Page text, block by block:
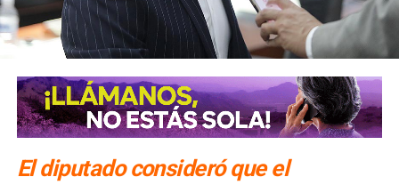
El diputado consideró que el